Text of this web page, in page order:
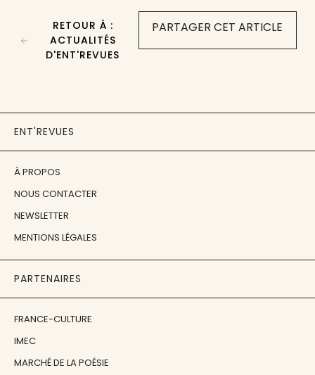
PARTAGER CET ARTICLE
RETOUR À :
ACTUALITÉS
D'ENT'REVUES
ENT'REVUES
À PROPOS
NOUS CONTACTER
NEWSLETTER
MENTIONS LÉGALES
PARTENAIRES
FRANCE-CULTURE
IMEC
MARCHÉ DE LA POÉSIE